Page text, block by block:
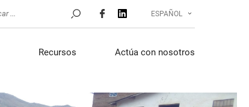
ESPAÑOL
Recursos Actúa con nosotros